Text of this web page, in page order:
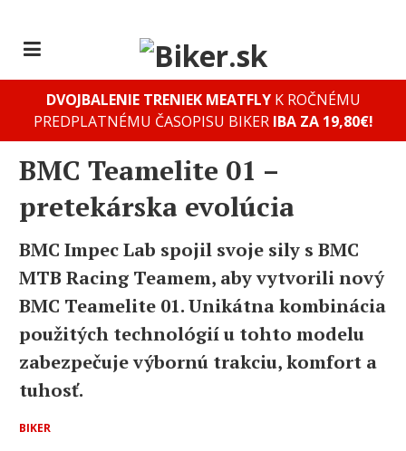
DVOJBALENIE TRENIEK MEATFLYK ROČNÉMU
PREDPLATNÉMU ČASOPISU BIKER IBA ZA 19,80€!
BMC Teamelite 01 –
pretekárska evolúcia
BMC Impec Lab spojil svoje sily s BMC
MTB Racing Teamem, aby vytvorili nový
BMC Teamelite 01. Unikátna kombinácia
použitých technológií u tohto modelu
zabezpečuje výbornú trakciu, komfort a
tuhosť.
BIKER